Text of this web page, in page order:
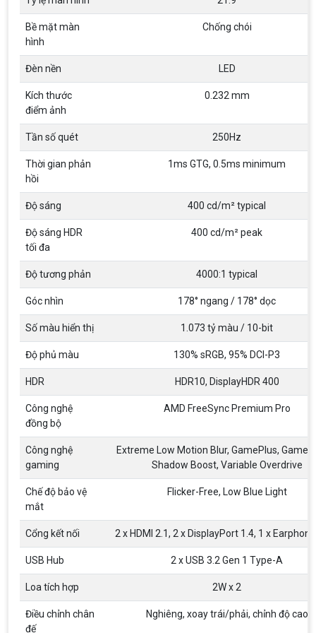
Bề mặt màn
hình
Chống chói
Đèn nền LED
Kích thước
điểm ảnh
0.232 mm
Tần số quét 250Hz
Thời gian phản
hồi
1ms GTG, 0.5ms minimum
Độ sáng 400 cd/m² typical
Độ sáng HDR
tối đa
400 cd/m² peak
Độ tương phản 4000:1 typical
Góc nhìn 178° ngang / 178° dọc
Số màu hiển thị 1.073 tỷ màu / 10-bit
Độ phủ màu 130% sRGB, 95% DCI-P3
HDR HDR10, DisplayHDR 400
Công nghệ
đồng bộ
AMD FreeSync Premium Pro
Công nghệ
gaming
Extreme Low Motion Blur, GamePlus,
Shadow Boost, Variable Overdrive
Chế độ bảo vệ
mắt
Flicker-Free, Low Blue Light
Cổng kết nối 2 x HDMI 2.1, 2 x DisplayPort 1.4, 1 x
USB Hub 2 x USB 3.2 Gen 1 Type-A
Loa tích hợp 2W x 2
Điều chỉnh chân
đế
Nghiêng, xoay trái/phải, chỉnh độ cao
Top 18 tựa game PC huyền thoại gắn liền
với tuổi thơ của game thủ Việt vào những
Top 18 tựa game PC huyền thoại gắn liền với tuổi
thơ của game thủ Việt vào những năm 2000
Hãng ASRock Công Bố 2 dòng Card Đồ
Họa AMD Radeon™ RX 6600 XT
ASRock Công Bố Series Cạc Đồ Họa AMD
Nên Hay Không Dùng Tivi Thay Cho Màn
Nhiều người dùng băn khoăn trong việc có nên sử
chọn thiết bị này thay thế thiết bị kia
ĐIỀU KIỆN TRẢ GÓP HOME CREDIT TẠI VI
TÍNH NGUYỄN THẮNG
1. Điều kiện trả góp Công dân Việt Nam, độ tuổi
20-60 (nam), 20-55 (nữ). Có CCCD/Thẻ Căn cước
THÔNG TIN TUYỂN DỤNG VI TÍNH